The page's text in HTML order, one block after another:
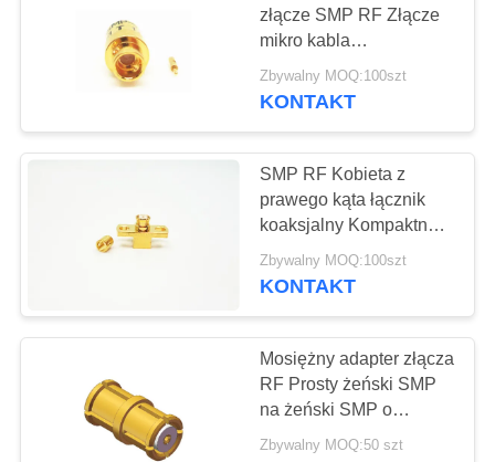
Złącze RF 2,92 mm
135
Złącze RF 3,5 mm
złącze SMP RF Złącze
mikro kabla
koncentrycznego Flex
405
Zbywalny MOQ:100szt
KONTAKT
SMP RF Kobieta z
prawego kąta łącznik
koaksjalny Kompaktny
rozmiar
Zbywalny MOQ:100szt
KONTAKT
Mosiężny adapter złącza
RF Prosty żeński SMP
na żeński SMP o
długości 6,45 mm
Zbywalny MOQ:50 szt